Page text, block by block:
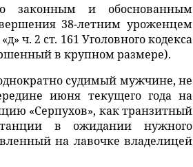
законным и обоснованным
38-летним уроженцем
ч. 2 ст. 161 Уголовного кодекса
в крупном размере).
судимый мужчине, не
июня текущего года на
«Серпухов», как транзитный
в ожидании нужного
на лавочке владелицей